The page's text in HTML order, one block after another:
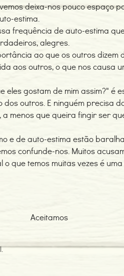
deixa-nos pouco espaço
estima.
frequência de auto-estima
alegres.
ao que os outros dizem
aos outros, o que nos causa
eles gostam de mim assim?" é
outros. E ninguém precisa
menos que queira fingir ser
e de auto-estima estão
confunde-nos. Muitos
o que temos muitas vezes é
Aceitamos